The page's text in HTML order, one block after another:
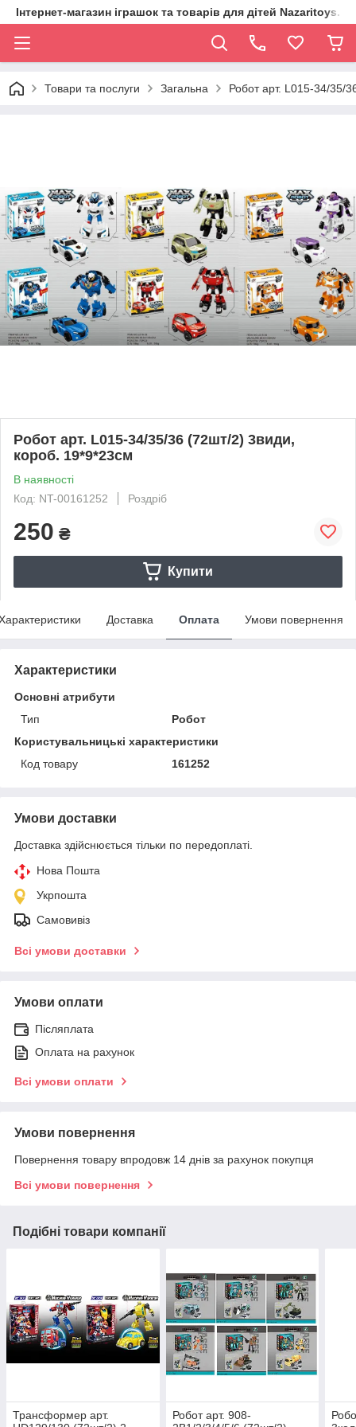
Інтернет-магазин іграшок та товарів для дітей
Товари та послуги Загальна Робот арт. L015-34/35/
Робот арт. L015-34/35/36 (72шт/2) 3види,
короб. 19*9*23см
В наявності
Код: NT-00161252
Роздріб
250 ₴
Купити
Доставка Оплата Умови повернення
Характеристики
Основні атрибути
Тип
Робот
Користувальницькі характеристики
Код товару
161252
Умови доставки
Доставка здійснюється тільки по передоплаті.
Нова Пошта
Укрпошта
Самовивіз
Всі умови доставки
Умови оплати
Післяплата
Оплата на рахунок
Всі умови оплати
Умови повернення
Повернення товару впродовж 14 днів за рахунок покупця
Всі умови повернення
Подібні товари компанії
Трансформер арт.
Робот арт. 908-